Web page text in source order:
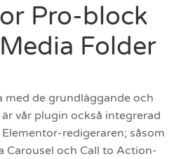
Pro-block
Folder
med de grundläggande och
vår plugin också integrerad
redigeraren; såsom
Carousel och Call to Action-